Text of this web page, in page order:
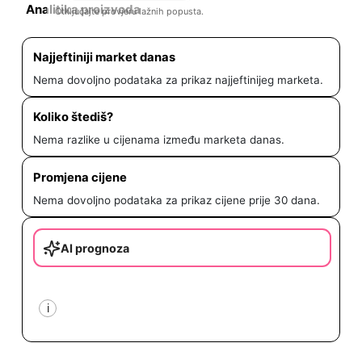
Otključajte provjeru lažnih popusta.
Analitika proizvoda
Najjeftiniji market danas
Nema dovoljno podataka za prikaz najjeftinijeg marketa.
Koliko štediš?
Nema razlike u cijenama između marketa danas.
Promjena cijene
Nema dovoljno podataka za prikaz cijene prije 30 dana.
AI prognoza
i